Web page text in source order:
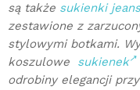
są także sukienki
zestawione z
stylowymi botkami.
koszulowe sukienek
odrobiny elegancji